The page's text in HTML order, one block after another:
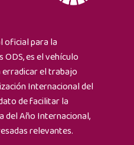
oficial para la
ODS, es el vehículo
el trabajo
Internacional del
de facilitar la
del Año Internacional,
relevantes.